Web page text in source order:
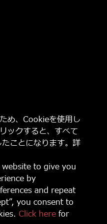
め、Cookieを使用し
ックすると、すべて
ことになります。詳
to give you
by
and repeat
you consent to
Click here for
最新情報をゲット
Right Reserved
registered trademarks or
Inc.
and/or other Microsoft